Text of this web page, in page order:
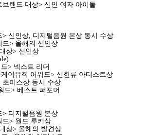
브랜드 대상> 신인 여자 아이돌
신인상, 디지털음원 본상 동시 수상
드> 올해의 신인상
상> 신인상
> 넥스트 리더
이뮤직 어워드> 신한류 아티스트상
초이스상 동시 수상
드> 베스트 퍼포머
> 디지털음원 본상
드> 월드 루키상
상> 올해의 발견상